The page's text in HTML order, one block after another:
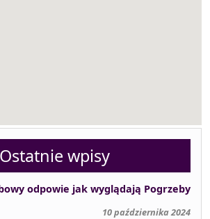
Ostatnie wpisy
odpowie jak wyglądają Pogrzeby
10 października 2024